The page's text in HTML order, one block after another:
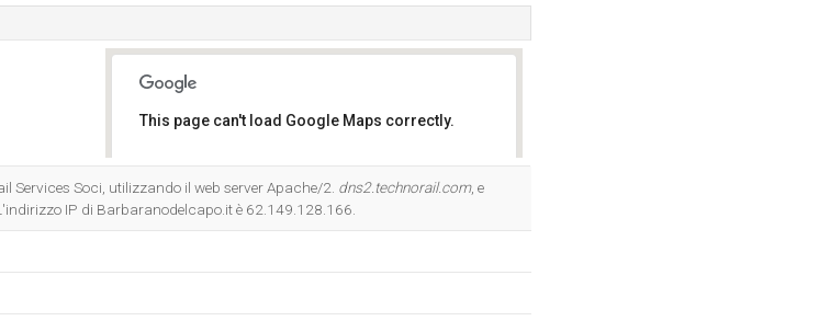
This page can't load Google Maps correctly.
Services Soci, utilizzando il web server Apache/2. dns2.technorail.com, e
IP di Barbaranodelcapo.it è 62.149.128.166.